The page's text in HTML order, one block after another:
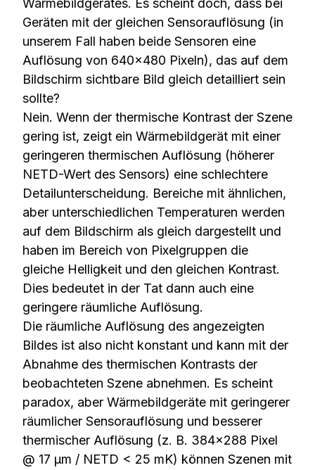
Wärmebildgerätes. Es scheint doch, dass bei
Geräten mit der gleichen Sensorauflösung (in
unserem Fall haben beide Sensoren eine
Auflösung von 640×480 Pixeln), das auf dem
Bildschirm sichtbare Bild gleich detailliert sein
sollte?
Nein. Wenn der thermische Kontrast der Szene
gering ist, zeigt ein Wärmebildgerät mit einer
geringeren thermischen Auflösung (höherer
NETD-Wert des Sensors) eine schlechtere
Detailunterscheidung. Bereiche mit ähnlichen,
aber unterschiedlichen Temperaturen werden
auf dem Bildschirm als gleich dargestellt und
haben im Bereich von Pixelgruppen die
gleiche Helligkeit und den gleichen Kontrast.
Dies bedeutet in der Tat dann auch eine
geringere räumliche Auflösung.
Die räumliche Auflösung des angezeigten
Bildes ist also nicht konstant und kann mit der
Abnahme des thermischen Kontrasts der
beobachteten Szene abnehmen. Es scheint
paradox, aber Wärmebildgeräte mit geringerer
räumlicher Sensorauflösung und besserer
thermischer Auflösung (z. B. 384×288 Pixel
@ 17 µm / NETD < 25 mK) können Szenen mit